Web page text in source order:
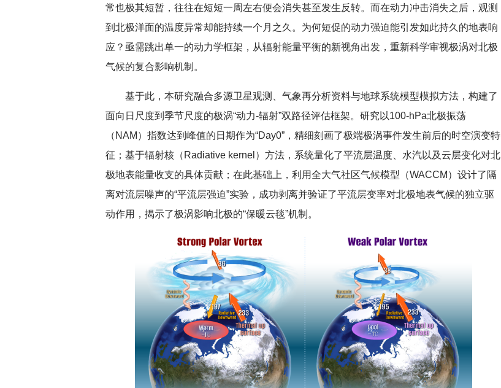
常也极其短暂，往往在短短一周左右便会消失甚至发生反转。而在动力冲击消失之后，观测
到北极洋面的温度异常却能持续一个月之久。为何短促的动力强迫能引发如此持久的地表响
应？亟需跳出单一的动力学框架，从辐射能量平衡的新视角出发，重新科学审视极涡对北极
气候的复合影响机制。
基于此，本研究融合多源卫星观测、气象再分析资料与地球系统模型模拟方法，构建了
面向日尺度到季节尺度的极涡“动力-辐射”双路径评估框架。研究以100-hPa北极振荡
（NAM）指数达到峰值的日期作为“Day0”，精细刻画了极端极涡事件发生前后的时空演变特
征；基于辐射核（Radiative kernel）方法，系统量化了平流层温度、水汽以及云层变化对北
极地表能量收支的具体贡献；在此基础上，利用全大气社区气候模型（WACCM）设计了隔
离对流层噪声的“平流层强迫”实验，成功剥离并验证了平流层变率对北极地表气候的独立驱
动作用，揭示了极涡影响北极的“保暖云毯”机制。
扎实开展树立和践行正确政绩观学习教
北京大学管理质效年 深切缅怀李政道先生